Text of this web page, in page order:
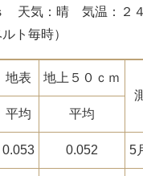
天気：晴 気温：２
ト毎時）
地表
地上５０ｃｍ
平均
平均
0.053 0.052 5